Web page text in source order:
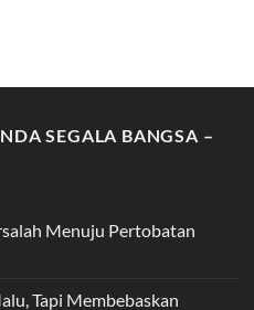
SEGALA BANGSA –
Menuju Pertobatan
Tapi Membebaskan